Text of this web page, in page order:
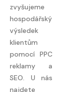
zvyšujeme
hospodářský
výsledek
klientům
pomocí PPC
reklamy a
SEO. U nás
najdete